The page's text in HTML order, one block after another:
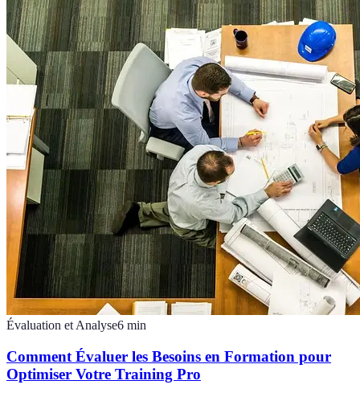
Évaluation et Analyse6 min
Comment Évaluer les Besoins en Formation pour
Optimiser Votre Training Pro